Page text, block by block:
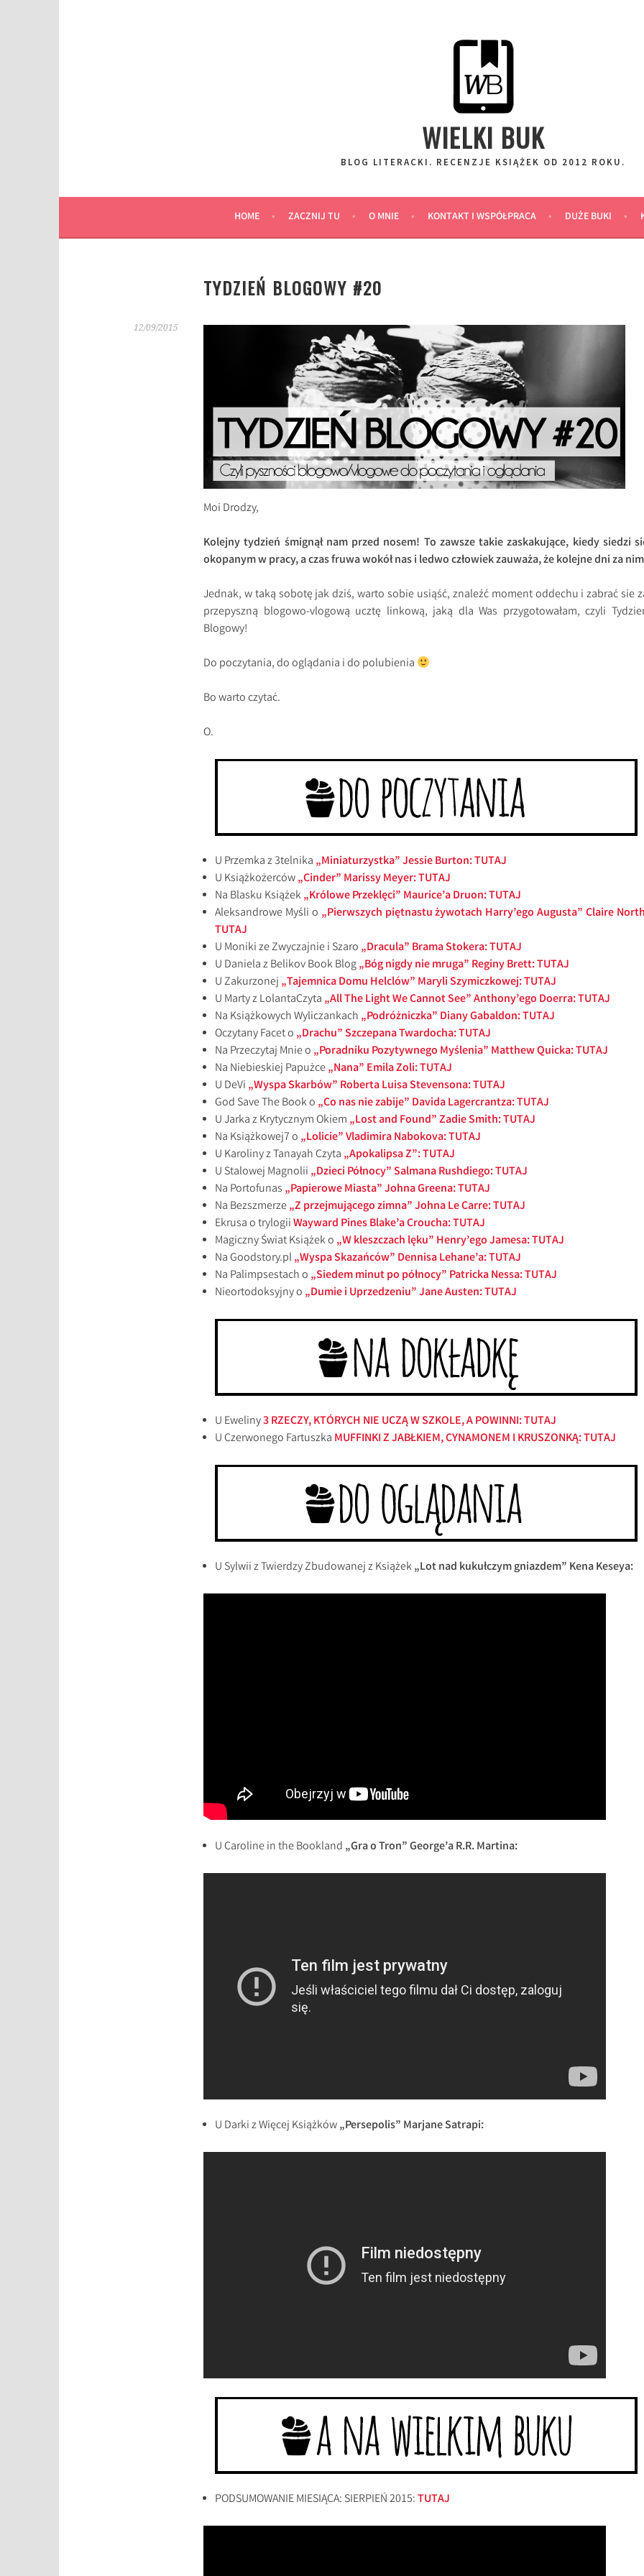
WIELKI BUK
BLOG LITERACKI. RECENZJE KSIĄŻEK OD 2012 ROKU.
HOME ZACZNIJ TU O MNIE KONTAKT I WSPÓŁPRACA DUŻE BUKI
TYDZIEŃ BLOGOWY #20
12/09/2015
Moi Drodzy,
Kolejny tydzień śmignął nam przed nosem! To zawsze takie zaskakujące, kiedy siedzi
okopanym w pracy, a czas fruwa wokół nas i ledwo człowiek zauważa, że kolejne dni za
Jednak, w taką sobotę jak dziś, warto sobie usiąść, znaleźć moment oddechu i zabrać sie
przepyszną blogowo-vlogową ucztę linkową, jaką dla Was przygotowałam, czyli
Blogowy!
Do poczytania, do oglądania i do polubienia
Bo warto czytać.
O.
U Przemka z 3telnika „Miniaturzystka” Jessie Burton: TUTAJ
U Książkożerców„Cinder” Marissy Meyer: TUTAJ
Na Blasku Książek„Królowe Przeklęci” Maurice’a Druon: TUTAJ
Aleksandrowe Myśli o „Pierwszych piętnastu żywotach Harry’ego Augusta” Claire
TUTAJ
U Moniki ze Zwyczajnie i Szaro „Dracula” Brama Stokera: TUTAJ
U Daniela z Belikov Book Blog„Bóg nigdy nie mruga” Reginy Brett: TUTAJ
U Zakurzonej „Tajemnica Domu Helclów” Maryli Szymiczkowej: TUTAJ
U Marty z LolantaCzyta „All The Light We Cannot See” Anthony’ego Doerra: TUTAJ
Na Książkowych Wyliczankach „Podróżniczka” Diany Gabaldon: TUTAJ
Oczytany Facet o „Drachu” Szczepana Twardocha: TUTAJ
Na Przeczytaj Mnie o „Poradniku Pozytywnego Myślenia” Matthew Quicka: TUTAJ
Na Niebieskiej Papużce„Nana” Emila Zoli: TUTAJ
U DeVi „Wyspa Skarbów” Roberta Luisa Stevensona: TUTAJ
God Save The Book o „Co nas nie zabije” Davida Lagercrantza: TUTAJ
U Jarka z Krytycznym Okiem „Lost and Found” Zadie Smith: TUTAJ
Na Książkowej7 o „Lolicie” Vladimira Nabokova: TUTAJ
U Karoliny z Tanayah Czyta „Apokalipsa Z”: TUTAJ
U Stalowej Magnolii „Dzieci Północy” Salmana Rushdiego: TUTAJ
Na Portofunas „Papierowe Miasta” Johna Greena: TUTAJ
Na Bezszmerze„Z przejmującego zimna” Johna Le Carre: TUTAJ
Ekrusa o trylogiiWayward Pines Blake’a Croucha: TUTAJ
Magiczny Świat Książek o „W kleszczach lęku” Henry’ego Jamesa: TUTAJ
Na Goodstory.pl „Wyspa Skazańców” Dennisa Lehane’a: TUTAJ
Na Palimpsestach o „Siedem minut po północy” Patricka Nessa: TUTAJ
Nieortodoksyjny o „Dumie i Uprzedzeniu” Jane Austen: TUTAJ
U Eweliny3 RZECZY, KTÓRYCH NIE UCZĄ W SZKOLE, A POWINNI: TUTAJ
U Czerwonego Fartuszka MUFFINKI Z JABŁKIEM, CYNAMONEM I KRUSZONKĄ: TUTAJ
U Sylwii z Twierdzy Zbudowanej z Książek„Lot nad kukułczym gniazdem” Kena Keseya:
U Caroline in the Bookland „Gra o Tron” George’a R.R. Martina:
U Darki z Więcej Książków„Persepolis” Marjane Satrapi:
PODSUMOWANIE MIESIĄCA: SIERPIEŃ 2015:TUTAJ